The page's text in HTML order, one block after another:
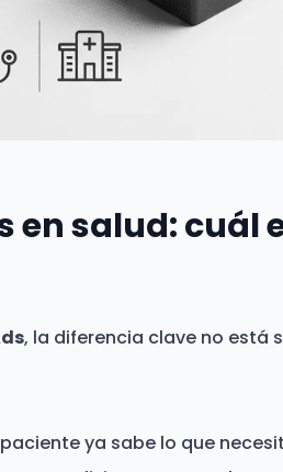
en salud: cuál
, la diferencia clave no está
ya sabe lo que